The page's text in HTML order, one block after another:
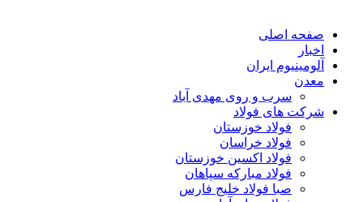
صفحه اصلی
اخبار
آلومینیوم ایران
معدن
سرب و روی مهدی آباد
شرکت های فولاد
فولاد خوزستان
فولاد خراسان
فولاد اکسین خوزستان
فولاد مبارکه سپاهان
صبا فولاد خلیج فارس